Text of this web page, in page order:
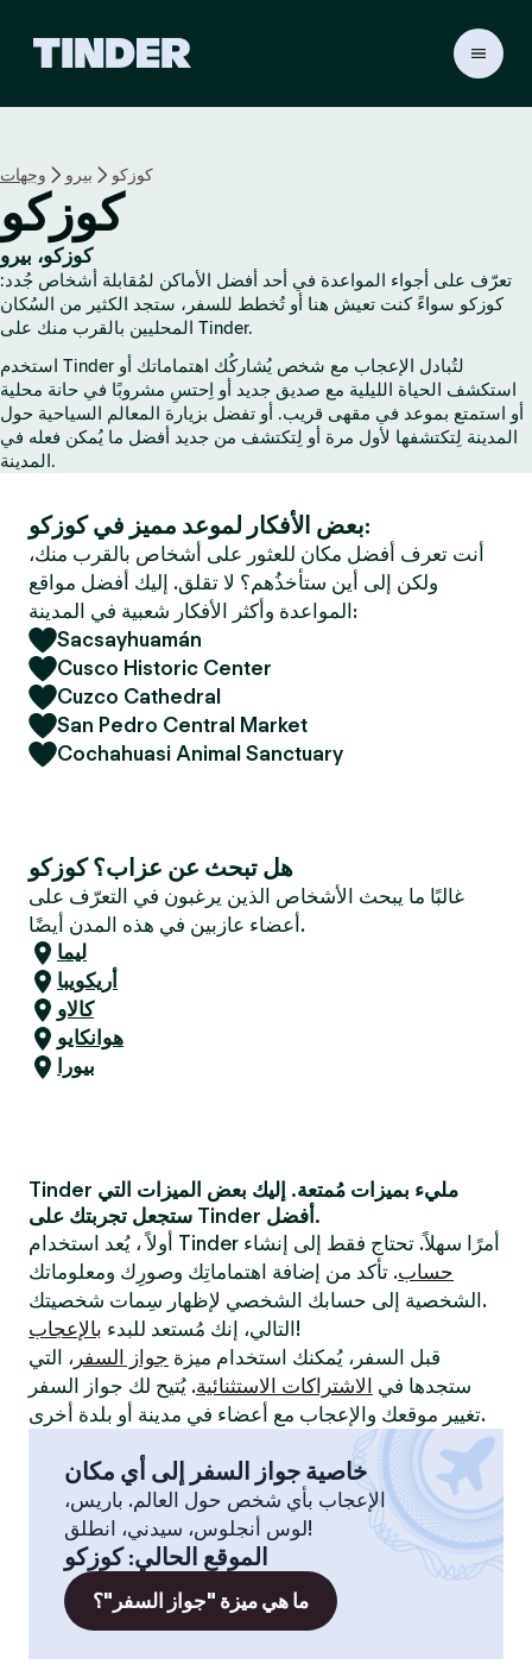
ئ
ي
س
ة
ل
ـ
T
d
e
r
وجهات بيرو كوزكو
كوزكو
كوزكو، بيرو
تعرّف على أجواء المواعدة في أحد أفضل الأماكن لمُقابلة أشخاص جُدد:
كوزكو سواءً كنت تعيش هنا أو تُخطط للسفر، ستجد الكثير من السُكان
المحليين بالقرب منك على Tinder.
استخدم Tinder لتُبادل الإعجاب مع شخص يُشاركُك اهتماماتك أو
استكشف الحياة الليلية مع صديق جديد أو اِحتسِ مشروبًا في حانة محلية
أو استمتع بموعد في مقهى قريب. أو تفضل بزيارة المعالم السياحية حول
المدينة لِتكتشفها لأول مرة أو لِتكتشف من جديد أفضل ما يُمكن فعله في
المدينة.
بعض الأفكار لموعد مميز في كوزكو:
أنت تعرف أفضل مكان للعثور على أشخاص بالقرب منك،
ولكن إلى أين ستأخذُهم؟ لا تقلق. إليك أفضل مواقع
المواعدة وأكثر الأفكار شعبية في المدينة:
Sacsayhuamán
Cusco Historic Center
Cuzco Cathedral
San Pedro Central Market
Cochahuasi Animal Sanctuary
هل تبحث عن عزاب؟ كوزكو
غالبًا ما يبحث الأشخاص الذين يرغبون في التعرّف على
أعضاء عازبين في هذه المدن أيضًا.
ليما
أريكويبا
كالاو
هوانكايو
بيورا
Tinder مليء بميزات مُمتعة. إليك بعض الميزات التي
ستجعل تجربتك على Tinder أفضل.
أولاً ، يُعد استخدام Tinder أمرًا سهلاً. تحتاج فقط إلى إنشاء
حساب. تأكد من إضافة اهتماماتِك وصورِك ومعلوماتك
الشخصية إلى حسابك الشخصي لإظهار سِمات شخصيتك.
التالي، إنك مُستعد للبدء بالإعجاب
!
قبل السفر، يُمكنك استخدام ميزة جواز السفر ، التي
ستجدها في الاشتراكات الاستثنائية. يُتيح لك جواز السفر
تغيير موقعك والإعجاب مع أعضاء في مدينة أو بلدة أخرى.
خاصية جواز السفر إلى أي مكان
الإعجاب بأي شخص حول العالم. باريس،
لوس أنجلوس، سيدني، انطلق!
الموقع الحالي:كوزكو
ما هي ميزة "جواز السفر"؟